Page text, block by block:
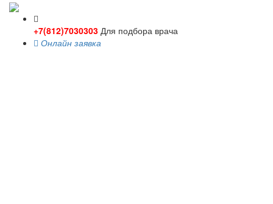
+7(812)7030303 Для подбора врача
Онлайн заявка